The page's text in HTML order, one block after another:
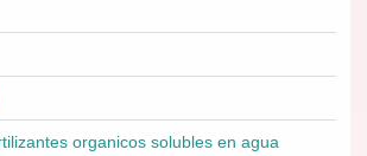
organicos solubles en agua